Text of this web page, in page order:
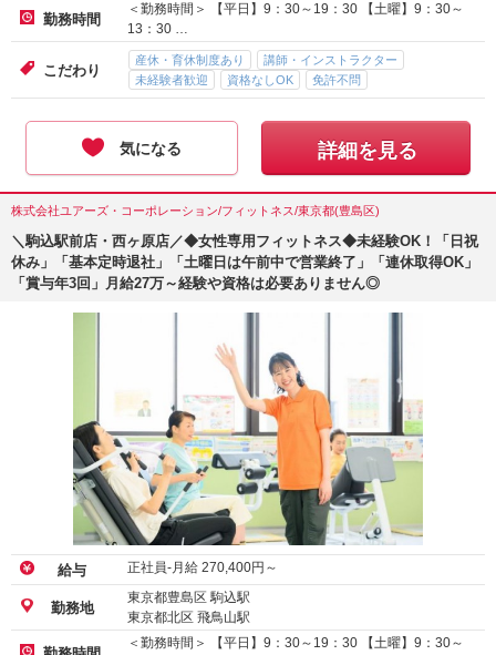
勤務時間
＜勤務時間＞ 【平日】9：30～19：30 【土曜】9：30～
13：30 …
こだわり
産休・育休制度あり
講師・インストラクター
未経験者歓迎
資格なしOK 免許不問
気になる 詳細を見る
株式会社ユアーズ・コーポレーション/フィットネス/東京都(豊島区)
＼駒込駅前店・西ヶ原店／◆女性専用フィットネス◆未経験OK！「日祝
休み」「基本定時退社」「土曜日は午前中で営業終了」「連休取得OK」
「賞与年3回」月給27万～経験や資格は必要ありません◎
給与 正社員-月給 270,400円～
勤務地
東京都豊島区 駒込駅
東京都北区 飛鳥山駅
＜勤務時間＞ 【平日】9：30～19：30 【土曜】9：30～